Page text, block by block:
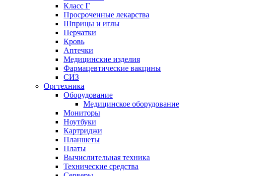
Класс Г
Просроченные лекарства
Шприцы и иглы
Перчатки
Кровь
Аптечки
Медицинские изделия
Фармацевтические вакцины
СИЗ
Оргтехника
Оборудование
Медицинское оборудование
Мониторы
Ноутбуки
Картриджи
Планшеты
Платы
Вычислительная техника
Технические средства